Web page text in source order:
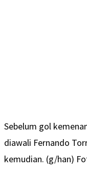
Sebelum gol
diawali Fernando
kemudian. (g/han)